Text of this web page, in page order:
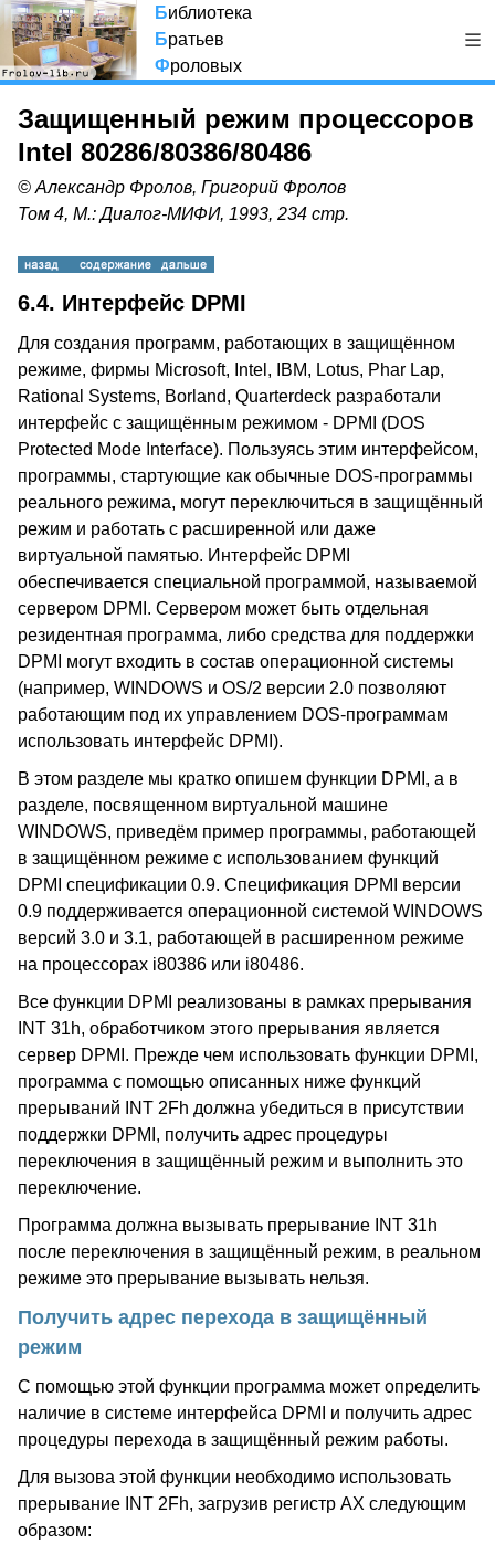
Библиотека
Братьев
Фроловых
Защищенный режим процессоров
Intel 80286/80386/80486
© Александр Фролов, Григорий Фролов
Том 4, М.: Диалог-МИФИ, 1993, 234 стр.
6.4. Интерфейс DPMI
Для создания программ, работающих в защищённом
режиме, фирмы Microsoft, Intel, IBM, Lotus, Phar Lap,
Rational Systems, Borland, Quarterdeck разработали
интерфейс с защищённым режимом - DPMI (DOS
Protected Mode Interface). Пользуясь этим интерфейсом,
программы, стартующие как обычные DOS-программы
реального режима, могут переключиться в защищённый
режим и работать с расширенной или даже
виртуальной памятью. Интерфейс DPMI
обеспечивается специальной программой, называемой
сервером DPMI. Сервером может быть отдельная
резидентная программа, либо средства для поддержки
DPMI могут входить в состав операционной системы
(например, WINDOWS и OS/2 версии 2.0 позволяют
работающим под их управлением DOS-программам
использовать интерфейс DPMI).
В этом разделе мы кратко опишем функции DPMI, а в
разделе, посвященном виртуальной машине
WINDOWS, приведём пример программы, работающей
в защищённом режиме с использованием функций
DPMI спецификации 0.9. Спецификация DPMI версии
0.9 поддерживается операционной системой WINDOWS
версий 3.0 и 3.1, работающей в расширенном режиме
на процессорах i80386 или i80486.
Все функции DPMI реализованы в рамках прерывания
INT 31h, обработчиком этого прерывания является
сервер DPMI. Прежде чем использовать функции DPMI,
программа с помощью описанных ниже функций
прерываний INT 2Fh должна убедиться в присутствии
поддержки DPMI, получить адрес процедуры
переключения в защищённый режим и выполнить это
переключение.
Программа должна вызывать прерывание INT 31h
после переключения в защищённый режим, в реальном
режиме это прерывание вызывать нельзя.
Получить адрес перехода в защищённый
режим
С помощью этой функции программа может определить
наличие в системе интерфейса DPMI и получить адрес
процедуры перехода в защищённый режим работы.
Для вызова этой функции необходимо использовать
прерывание INT 2Fh, загрузив регистр AX следующим
образом: